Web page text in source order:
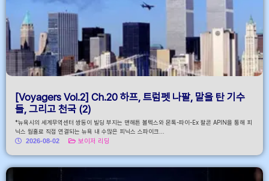
[Voyagers Vol.2] Ch.20 하프, 트럼펫 나팔, 말을 탄 기수
들, 그리고 천국 (2)
*뉴욕시의 세계무역센터 쌍둥이 빌딩 부지는 맨해튼 볼텍스와 몬톡-파이-Ex 팔콘 APIN을 통해 피
닉스 웜홀로 직접 연결되는 뉴욕 내 수많은 피닉스 스파이크...
2026-08-02
보이저 리딩